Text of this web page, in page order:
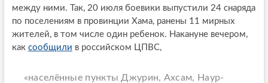
между ними. Так, 20 июля боевики выпустили 24 снаряда
по поселениям в провинции Хама, ранены 11 мирных
жителей, в том числе один ребенок. Накануне вечером,
как сообщили в российском ЦПВС,
«населённые пункты Джурин, Ахсам, Наур-